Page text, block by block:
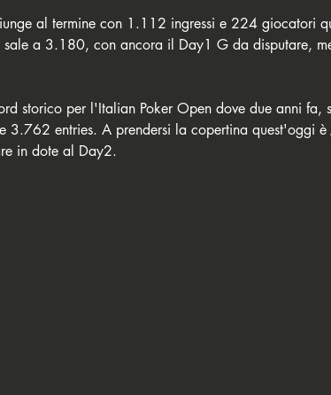
al termine con 1.112 ingressi e 224 giocatori
a 3.180, con ancora il Day1 G da disputare,
storico per l'Italian Poker Open dove due anni fa,
3.762 entries. A prendersi la copertina quest'oggi è
in dote al Day2.